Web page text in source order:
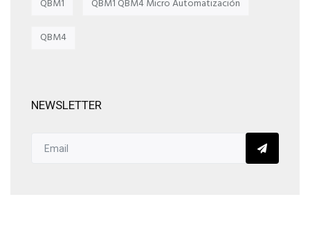
QBM1 QBM1 QBM4 Micro Automatización
QBM4
NEWSLETTER